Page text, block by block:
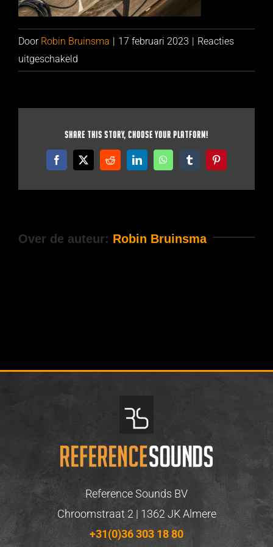
Door Robin Bruinsma 17 februari 2023
Reacties
uitgeschakeld
Share This Story, Choose Your Platform!
Facebook
X RedditLinkedInWhatsAppTumblrPinterest
Over de auteur: Robin Bruinsma
Reference Sounds BV
Chroomstraat 2 | 1362 JK Almere
+31(0)36 303 18 80